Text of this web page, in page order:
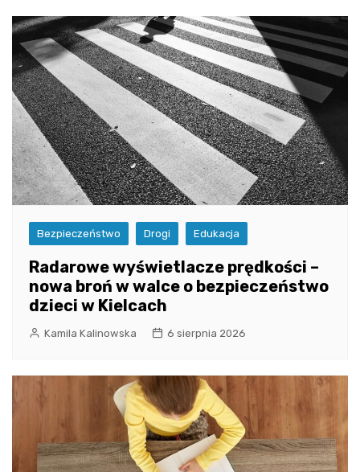
Bezpieczeństwo Drogi Edukacja
Radarowe wyświetlacze prędkości –
nowa broń w walce o bezpieczeństwo
dzieci w Kielcach
Kamila Kalinowska 6 sierpnia 2026